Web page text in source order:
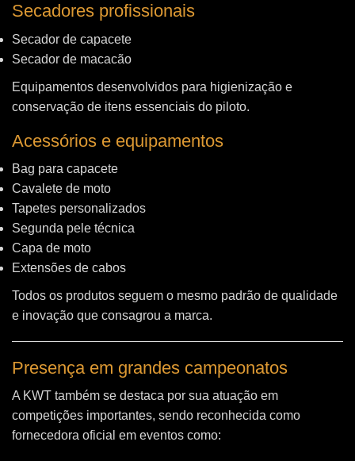
Secadores profissionais
Secador de capacete
Secador de macacão
Equipamentos desenvolvidos para higienização e
conservação de itens essenciais do piloto.
Acessórios e equipamentos
Bag para capacete
Cavalete de moto
Tapetes personalizados
Segunda pele técnica
Capa de moto
Extensões de cabos
Todos os produtos seguem o mesmo padrão de qualidade
e inovação que consagrou a marca.
Presença em grandes campeonatos
A KWT também se destaca por sua atuação em
competições importantes, sendo reconhecida como
fornecedora oficial em eventos como: